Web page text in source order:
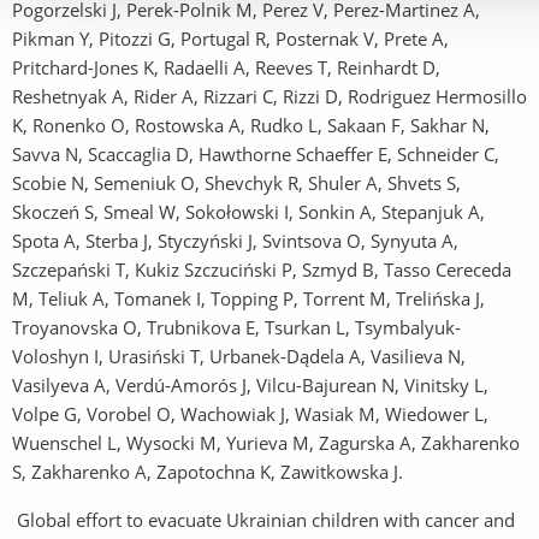
Pogorzelski J, Perek-Polnik M, Perez V, Perez-Martinez A,
Pikman Y, Pitozzi G, Portugal R, Posternak V, Prete A,
Pritchard-Jones K, Radaelli A, Reeves T, Reinhardt D,
Reshetnyak A, Rider A, Rizzari C, Rizzi D, Rodriguez Hermosillo
K, Ronenko O, Rostowska A, Rudko L, Sakaan F, Sakhar N,
Savva N, Scaccaglia D, Hawthorne Schaeffer E, Schneider C,
Scobie N, Semeniuk O, Shevchyk R, Shuler A, Shvets S,
Skoczeń S, Smeal W, Sokołowski I, Sonkin A, Stepanjuk A,
Spota A, Sterba J, Styczyński J, Svintsova O, Synyuta A,
Szczepański T, Kukiz Szczuciński P, Szmyd B, Tasso Cereceda
M, Teliuk A, Tomanek I, Topping P, Torrent M, Trelińska J,
Troyanovska O, Trubnikova E, Tsurkan L, Tsymbalyuk-
Voloshyn I, Urasiński T, Urbanek-Dądela A, Vasilieva N,
Vasilyeva A, Verdú-Amorós J, Vilcu-Bajurean N, Vinitsky L,
Volpe G, Vorobel O, Wachowiak J, Wasiak M, Wiedower L,
Wuenschel L, Wysocki M, Yurieva M, Zagurska A, Zakharenko
S, Zakharenko A, Zapotochna K, Zawitkowska J.
Global effort to evacuate Ukrainian children with cancer and